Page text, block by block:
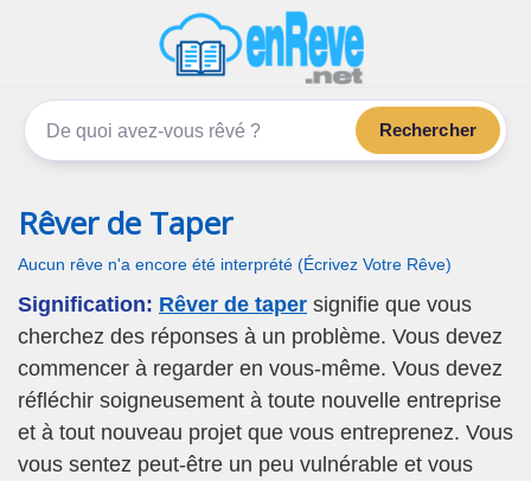
enReve.net
Les rêves, c'est plus que ça
Rechercher
Rêver de Taper
Aucun rêve n'a encore été interprété (Écrivez Votre Rêve)
Signification: Rêver de taper signifie que vous
cherchez des réponses à un problème. Vous devez
commencer à regarder en vous-même. Vous devez
réfléchir soigneusement à toute nouvelle entreprise
et à tout nouveau projet que vous entreprenez. Vous
vous sentez peut-être un peu vulnérable et vous